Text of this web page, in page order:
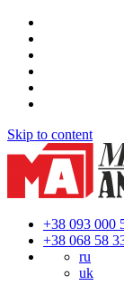
Skip to content
+38 093 000
+38 068 58
ru
uk